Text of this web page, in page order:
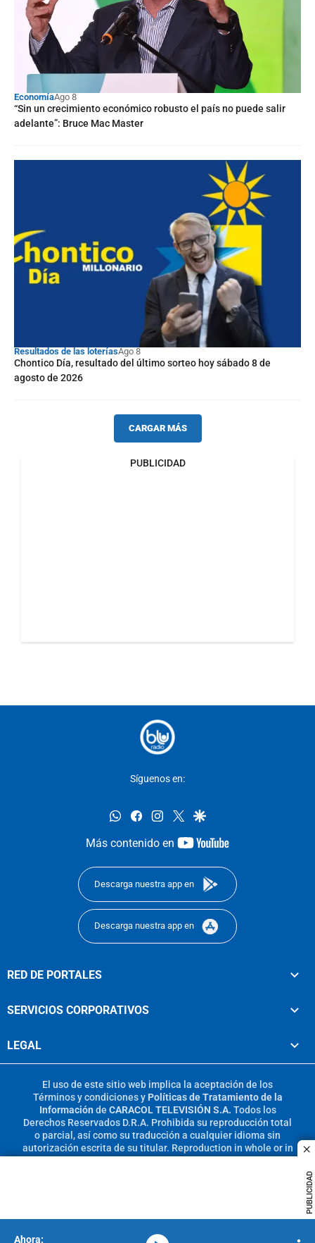
EconomíaAgo 8
“Sin un crecimiento económico robusto el país no puede salir
adelante”: Bruce Mac Master
Resultados de las loteríasAgo 8
Chontico Día, resultado del último sorteo hoy sábado 8 de
agosto de 2026
CARGAR MÁS
PUBLICIDAD
PUBLICIDAD
Síguenos en:
whatsappfacebookinstagram
twittergoogle
Más contenido en
youtube-
Descarga nuestra app en
Descarga nuestra app en
RED DE PORTALES
SERVICIOS CORPORATIVOS
LEGAL
El uso de este sitio web implica la aceptación de los
Términos y condicionesy Políticas de Tratamiento de la
Información de CARACOL TELEVISIÓN S.A. Todos los
Derechos Reservados D.R.A. Prohibida su reproducción total
o parcial, así como su traducción a cualquier idioma sin
autorización escrita de su titular. Reproduction in whole or in